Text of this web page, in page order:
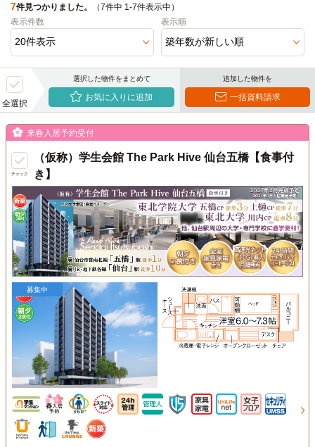
7件見つかりました。
（7件中 1-7件表示中）
表示件数
表示順
全選択
選択した物件をまとめて
お気に入りに追加
追加した物件を
一括資料請求
チェック
来春入居予約受付
（仮称）学生会館 The Park Hive 仙台五橋【食事付
き】
募集中